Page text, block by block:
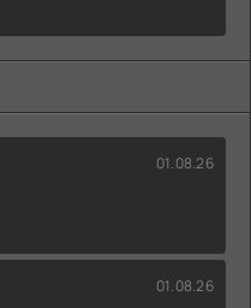
01.08.26
01.08.26